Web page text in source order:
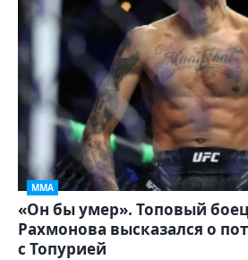
ММА
«Он бы умер». Топовый
Рахмонова высказался о
с Топурией